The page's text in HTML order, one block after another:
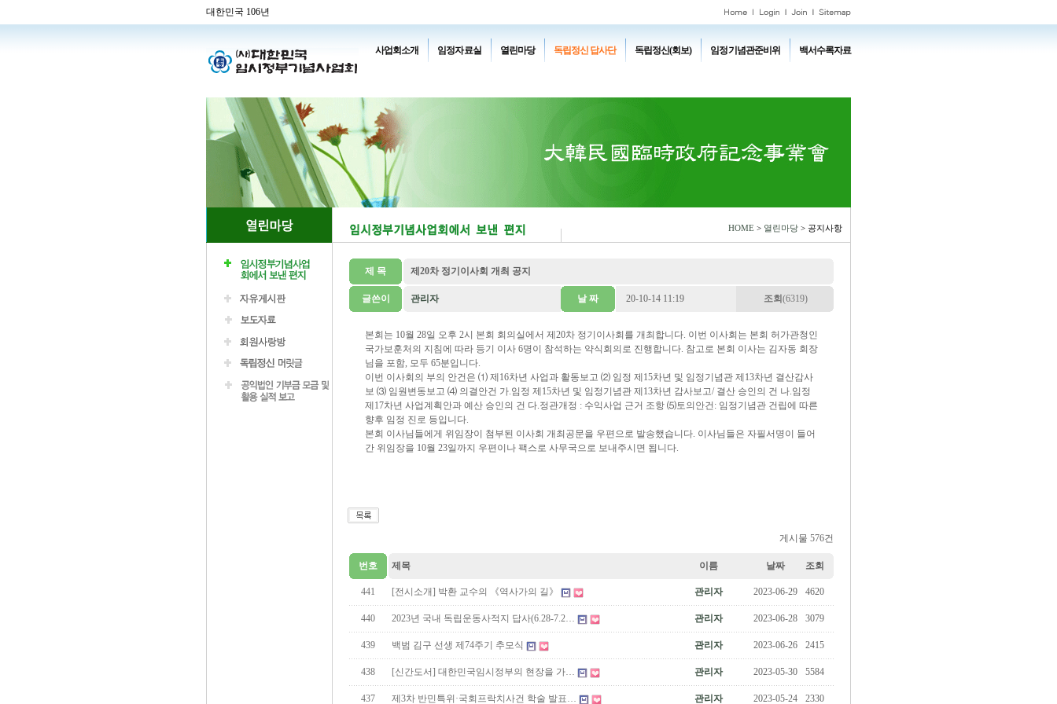
대한민국 106년
사업회소개 임정자료실 열린마당 독립정신 답사단 독립정신(회보) 임정기념관준비위 백서수록자료
HOME > 열린마당 > 공지사항
제 목 제20차 정기이사회 개최 공지
글쓴이 관리자 날 짜 20-10-14 11:19 조회 (6319)
본회는 10월 28일 오후 2시 본회 회의실에서 제20차 정기이사회를 개최합니다. 이번 이사회는 본회 허가관청인
국가보훈처의 지침에 따라 등기 이사 6명이 참석하는 약식회의로 진행합니다. 참고로 본회 이사는 김자동 회장
님을 포함, 모두 65분입니다.
이번 이사회의 부의 안건은 ⑴ 제16차년 사업과 활동보고 ⑵ 임정 제15차년 및 임정기념관 제13차년 결산감사
보 ⑶ 임원변동보고 ⑷ 의결안건 가.임정 제15차년 및 임정기념관 제13차년 감사보고/ 결산 승인의 건 나.임정
제17차년 사업계획안과 예산 승인의 건 다.정관개정 : 수익사업 근거 조항 ⑸토의안건: 임정기념관 건립에 따른
향후 임정 진로 등입니다.
본회 이사님들에게 위임장이 첨부된 이사회 개최공문을 우편으로 발송했습니다. 이사님들은 자필서명이 들어
간 위임장을 10월 23일까지 우편이나 팩스로 사무국으로 보내주시면 됩니다.
게시물 576건
번호 제목 이름 날짜 조회
441 [전시소개] 박환 교수의 《역사가의 길》 관리자 2023-06-29 4620
440 2023년 국내 독립운동사적지 답사(6.28-7.2… 관리자 2023-06-28 3079
439 백범 김구 선생 제74주기 추모식 관리자 2023-06-26 2415
438 [신간도서] 대한민국임시정부의 현장을 가… 관리자 2023-05-30 5584
437 제3차 반민특위·국회프락치사건 학술 발표… 관리자 2023-05-24 2330